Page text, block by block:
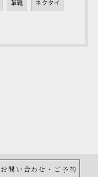
革靴 ネクタイ
お問い合わせ・ご予約